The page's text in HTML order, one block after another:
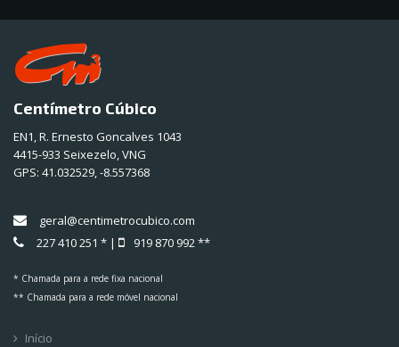
Centímetro Cúbico
EN1, R. Ernesto Goncalves 1043
4415-933 Seixezelo, VNG
GPS: 41.032529, -8.557368
geral@centimetrocubico.com
227 410 251 * |
919 870 992 **
* Chamada para a rede fixa nacional
** Chamada para a rede móvel nacional
Início